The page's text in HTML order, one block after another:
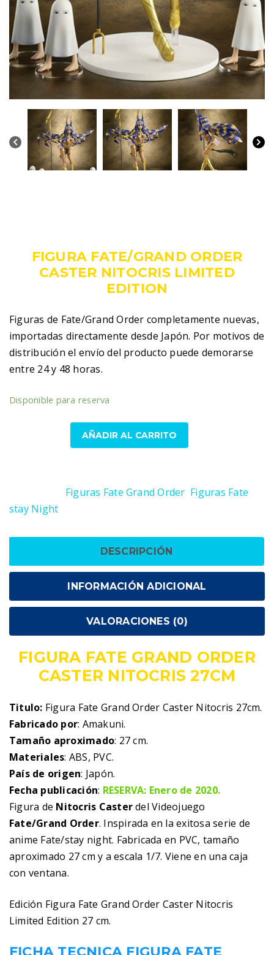
FIGURA FATE/GRAND ORDER
CASTER NITOCRIS LIMITED
EDITION
Figuras de Fate/Grand Order completamente nuevas,
importadas directamente desde Japón. Por motivos de
distribución el envío del producto puede demorarse
entre 24 y 48 horas.
Disponible para reserva
Nitocris
AÑADIR AL CARRITO
Figuras Fate Grand Order Figuras Fate
stay Night
DESCRIPCIÓN
INFORMACIÓN ADICIONAL
VALORACIONES (0)
FIGURA FATE GRAND ORDER
CASTER NITOCRIS 27CM
Titulo: Figura Fate Grand Order Caster Nitocris 27cm.
Fabricado por: Amakuni.
Tamaño aproximado: 27 cm.
Materiales: ABS, PVC.
País de origen: Japón.
Fecha publicación: RESERVA: Enero de 2020.
Figura de Nitocris Casterdel Videojuego
Fate/Grand Order. Inspirada en la exitosa serie de
anime Fate/stay night. Fabricada en PVC, tamaño
aproximado 27 cm y a escala 1/7. Viene en una caja
con ventana.
Edición Figura Fate Grand Order Caster Nitocris
Limited Edition 27 cm.
FICHA TECNICA FIGURA FATE